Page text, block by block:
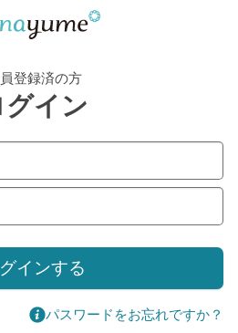
登録済の方
グイン
インする
パスワードをお忘れですか？